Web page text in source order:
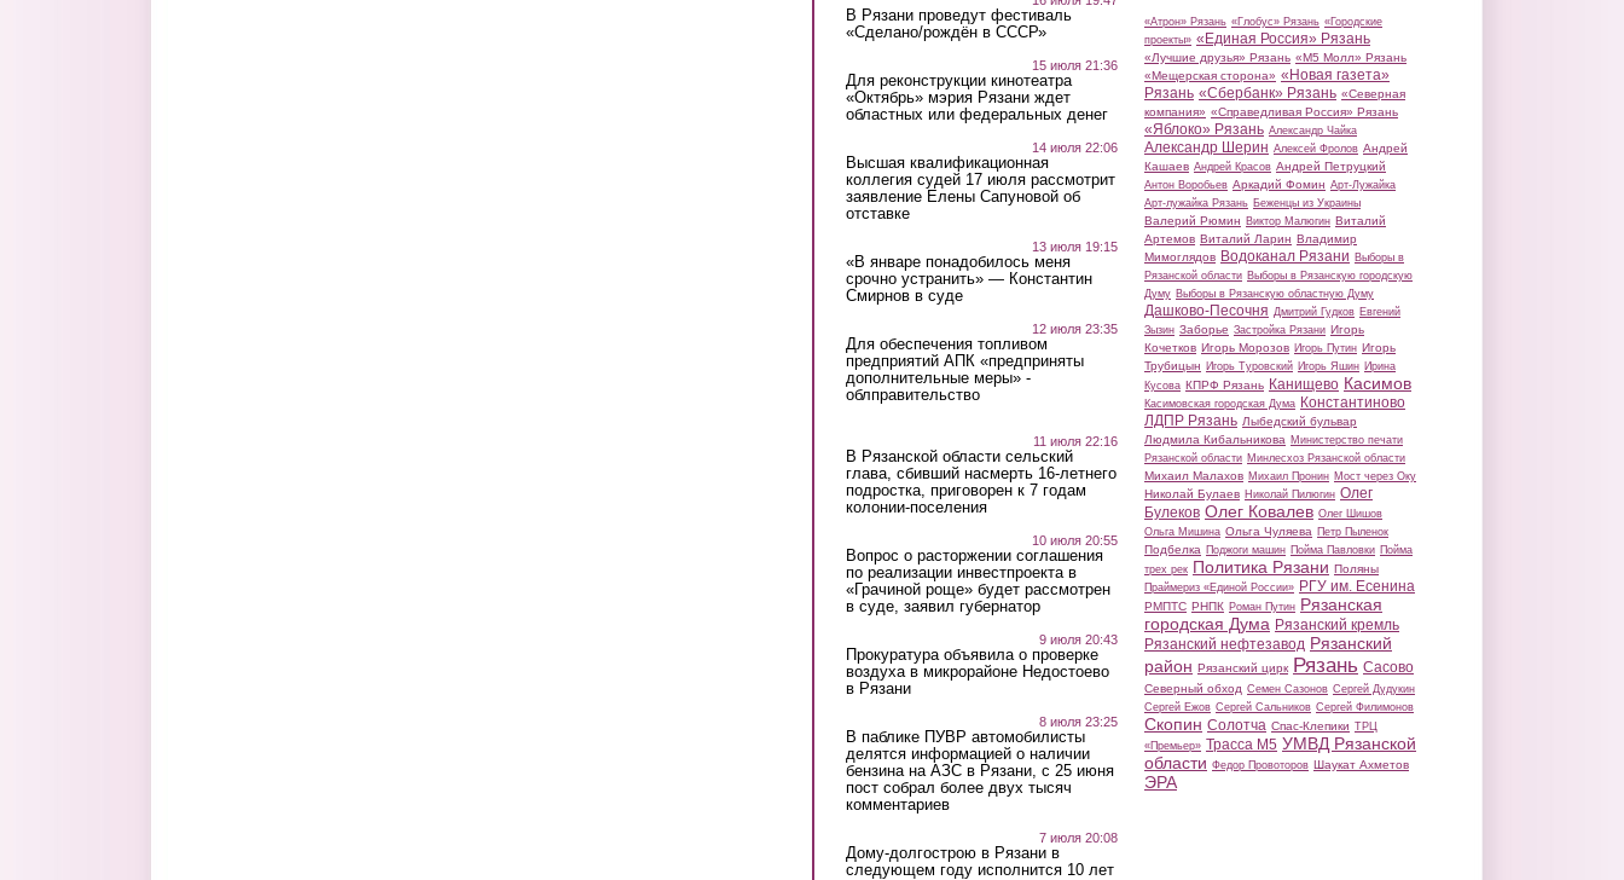
В Рязани проведут фестиваль
«Сделано/рождён в СССР»
15 июля 21:36
Для реконструкции кинотеатра
«Октябрь» мэрия Рязани ждет
областных или федеральных денег
14 июля 22:06
Высшая квалификационная
коллегия судей 17 июля рассмотрит
заявление Елены Сапуновой об
отставке
13 июля 19:15
«В январе понадобилось меня
срочно устранить» — Константин
Смирнов в суде
12 июля 23:35
Для обеспечения топливом
предприятий АПК «предприняты
дополнительные меры» -
облправительство
11 июля 22:16
В Рязанской области сельский
глава, сбивший насмерть 16-летнего
подростка, приговорен к 7 годам
колонии-поселения
10 июля 20:55
Вопрос о расторжении соглашения
по реализации инвестпроекта в
«Грачиной роще» будет рассмотрен
в суде, заявил губернатор
9 июля 20:43
Прокуратура объявила о проверке
воздуха в микрорайоне Недостоево
в Рязани
8 июля 23:25
В паблике ПУВР автомобилисты
делятся информацией о наличии
бензина на АЗС в Рязани, с 25 июня
пост собрал более двух тысяч
комментариев
7 июля 20:08
Дому-долгострою в Рязани в
следующем году исполнится 10 лет
«Атрон» Рязань «Глобус» Рязань «Городские
проекты» «Единая Россия» Рязань
«Лучшие друзья» Рязань «М5 Молл» Рязань
«Мещерская сторона» «Новая газета»
Рязань «Сбербанк» Рязань «Северная
компания» «Справедливая Россия» Рязань
«Яблоко» Рязань Александр Чайка
Александр Шерин Алексей Фролов Андрей
Кашаев Андрей Красов Андрей Петруцкий
Антон Воробьев Аркадий Фомин Арт-Лужайка
Арт-лужайка Рязань Беженцы из Украины
Валерий Рюмин Виктор Малюгин Виталий
Артемов Виталий Ларин Владимир
Мимоглядов Водоканал Рязани Выборы в
Рязанской области Выборы в Рязанскую городскую
Думу Выборы в Рязанскую областную Думу
Дашково-Песочня Дмитрий Гудков Евгений
Зызин Заборье Застройка Рязани Игорь
Кочетков Игорь Морозов Игорь Путин Игорь
Трубицын Игорь Туровский Игорь Яшин Ирина
Кусова КПРФ Рязань Канищево Касимов
Касимовская городская Дума Константиново
ЛДПР Рязань Лыбедский бульвар
Людмила Кибальникова Министерство печати
Рязанской области Минлесхоз Рязанской области
Михаил Малахов Михаил Пронин Мост через Оку
Николай Булаев Николай Пилюгин Олег
Булеков Олег Ковалев Олег Шишов
Ольга Мишина Ольга Чуляева Петр Пыленок
Подбелка Поджоги машин Пойма Павловки Пойма
трех рек Политика Рязани Поляны
Праймериз «Единой России» РГУ им. Есенина
РМПТС РНПК Роман Путин Рязанская
городская Дума Рязанский кремль
Рязанский нефтезавод Рязанский
район Рязанский цирк Рязань Сасово
Северный обход Семен Сазонов Сергей Дудукин
Сергей Ежов Сергей Сальников Сергей Филимонов
Скопин Солотча Спас-Клепики ТРЦ
«Премьер» Трасса М5 УМВД Рязанской
области Федор Провоторов Шаукат Ахметов
ЭРА